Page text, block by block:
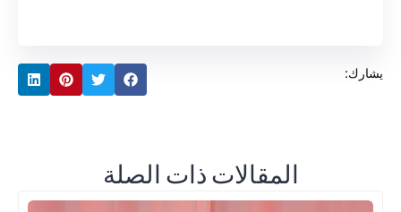
يشارك:
المقالات ذات الصلة